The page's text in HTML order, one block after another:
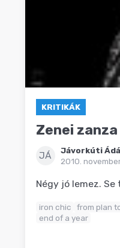
KRITIKÁK
Zenei zanza
JÁ
Jávorkúti
2010. november
Négy jó lemez. Se
iron chic from plan
end of a year